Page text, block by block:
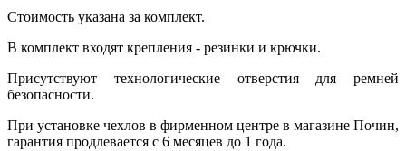
Стоимость указана за комплект.
В комплект входят крепления - резинки и крючки.
Присутствуют технологические отверстия для ремней
безопасности.
При установке чехлов в фирменном центре в магазине Почин,
гарантия продлевается с 6 месяцев до 1 года.